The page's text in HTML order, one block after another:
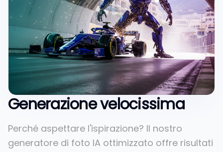
Generazione velocissima
Perché aspettare l'ispirazione? Il nostro
generatore di foto IA ottimizzato offre risultati